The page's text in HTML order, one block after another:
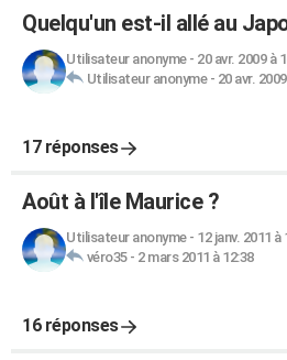
Quelqu'un est-il allé au
Utilisateur anonyme- 20 avr. 2009 à
Utilisateur anonyme- 20 avr.
17 réponses
Août à l'île Maurice ?
Utilisateur anonyme- 12 janv. 2011 à
véro35- 2 mars 2011 à 12:38
16 réponses